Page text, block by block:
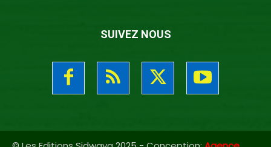
SUIVEZ NOUS